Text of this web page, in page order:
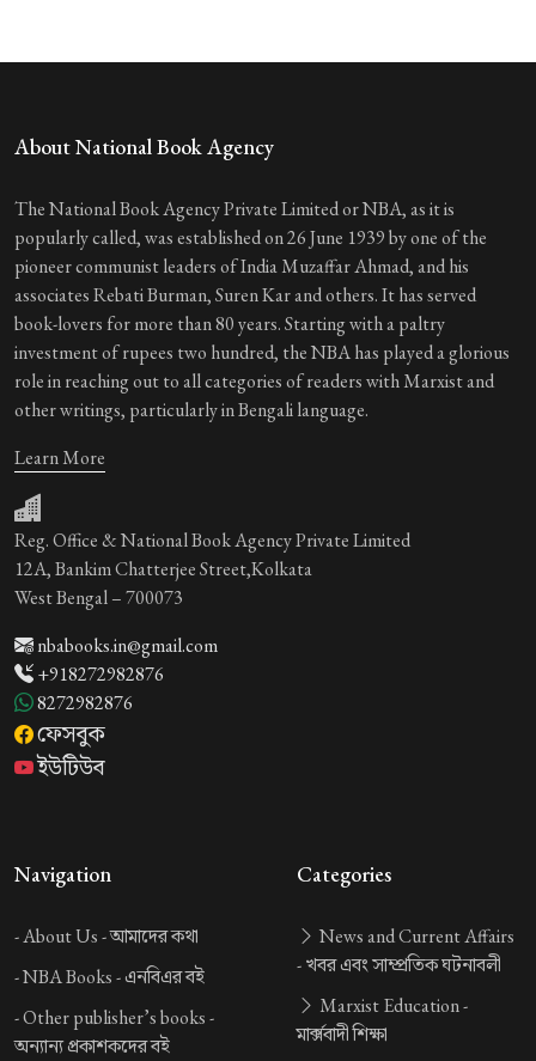
About National Book Agency
The National Book Agency Private Limited or NBA, as it is
popularly called, was established on 26 June 1939 by one of the
pioneer communist leaders of India Muzaffar Ahmad, and his
associates Rebati Burman, Suren Kar and others. It has served
book-lovers for more than 80 years. Starting with a paltry
investment of rupees two hundred, the NBA has played a glorious
role in reaching out to all categories of readers with Marxist and
other writings, particularly in Bengali language.
Learn More
Reg. Office & National Book Agency Private Limited
12A, Bankim Chatterjee Street,Kolkata
West Bengal – 700073
nbabooks.in@gmail.com
+918272982876
8272982876
ফেসবুক
ইউটিউব
Navigation
-About Us -আমাদের কথা
-NBA Books -এনবিএর বই
-Other publisher’s books -
অন্যান্য প্রকাশকদের বই
Categories
News and Current Affairs
-খবর এবং সাম্প্রতিক ঘটনাবলী
Marxist Education -
মার্ক্সবাদী শিক্ষা